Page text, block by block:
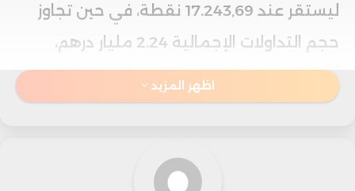
ليستقر عند 17.243,69 نقطة، في حين تجاوز
حجم التداولات الإجمالية 2.24 مليار درهم،
أغلبها تم تسجيله في السوق المركزي.
بلغت أكثر من 899,9 مليار درهم، ما يعكس
اظهر المزيد